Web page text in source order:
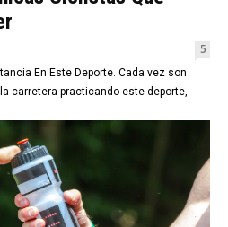
5
En Este Deporte. Cada vez son
carretera practicando este deporte,